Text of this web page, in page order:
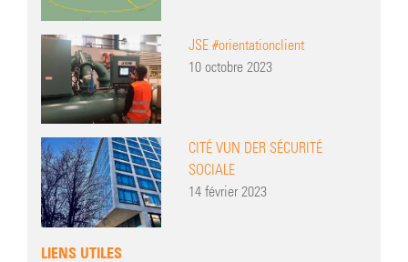
JSE #orientationclient
10 octobre 2023
CITÉ VUN DER SÉCURITÉ
SOCIALE
14 février 2023
LIENS UTILES